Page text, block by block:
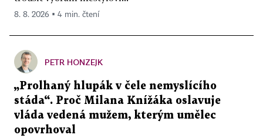
8. 8. 2026 ▪ 4 min. čtení
PETR HONZEJK
„Prolhaný hlupák v čele nemyslícího
stáda“. Proč Milana Knížáka oslavuje
vláda vedená mužem, kterým umělec
opovrhoval